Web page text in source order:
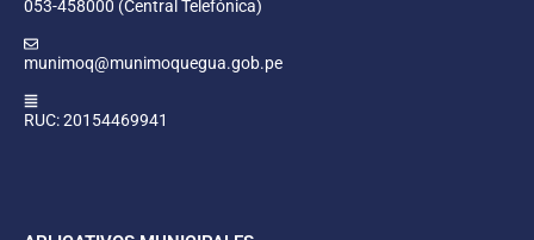
053-458000 (Central Telefónica)
munimoq@munimoquegua.gob.pe
RUC: 20154469941